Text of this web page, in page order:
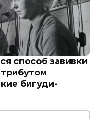
способ завивки
бигуди-